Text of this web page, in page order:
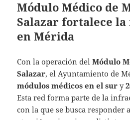
Módulo Médico de
Salazar fortalece la
en Mérida
Con la operación delMódulo
Salazar, el Ayuntamiento de
módulos médicos en el sur y
Esta red forma parte de la
con la que se busca responder